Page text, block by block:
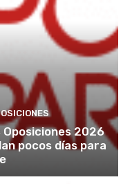
Oposiciones 2026
pocos días para